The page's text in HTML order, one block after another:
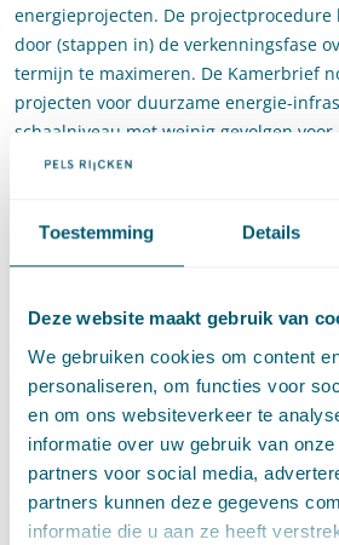
Toestemming Details
Deze website maakt gebruik van
We gebruiken cookies om content
personaliseren, om functies voor
en om ons websiteverkeer te
informatie over uw gebruik van
partners voor social media,
partners kunnen deze gegevens
informatie die u aan ze heeft
energieprojecten. De projectprocedure
door (stappen in) de verkenningsfase
termijn te maximeren. De Kamerbrief
projecten voor duurzame energie-
schaalniveau met weinig gevolgen voor
leefomgeving of waar weinig te kiezen
ambtenaren
Natuurlijk zijn de genoemde
struikelblok vormen voor snelle
soorten (energie)projecten. Ook
Kamerbrief. Zo is het ministerie van
eenexpert- en capaciteitspooldat
ondersteunen en organiseert
uniforme landelijke arbeidscampagne.
kunnen de procedures van